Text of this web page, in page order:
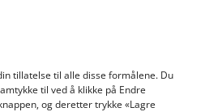
tillatelse til alle disse formålene. Du
til ved å klikke på Endre
og deretter trykke «Lagre